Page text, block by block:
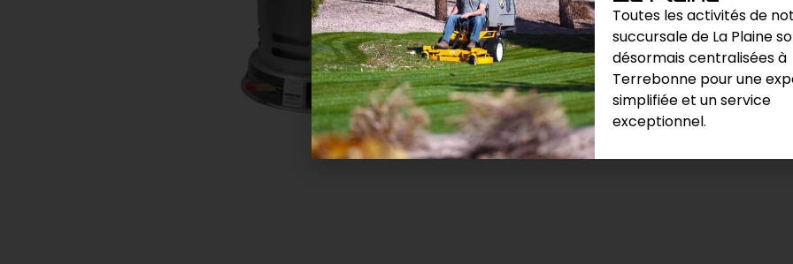
Demande de prix
Catégories : Chauffage /
Toutes les activités de
succursale de La Plaine
désormais centralisées à
Terrebonne pour une
simplifiée et un service
exceptionnel.